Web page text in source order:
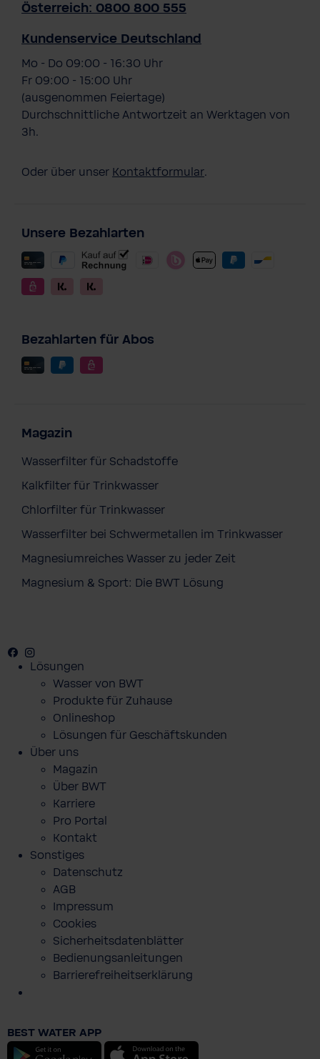
Ecosoft 3P Grey Duplex 10" filter
housing, connection 1"
Österreich: 0800 800 555
Kundenservice Deutschland
Mo - Do 09:00 - 16:30 Uhr
Fr 09:00 - 15:00 Uhr
(ausgenommen Feiertage)
Durchschnittliche Antwortzeit an Werktagen von
3h.
Oder über unser Kontaktformular.
Unsere Bezahlarten
Bezahlarten für Abos
Magazin
Wasserfilter für Schadstoffe
Kalkfilter für Trinkwasser
Chlorfilter für Trinkwasser
Wasserfilter bei Schwermetallen im Trinkwasser
Magnesiumreiches Wasser zu jeder Zeit
Magnesium & Sport: Die BWT Lösung
Facebook
Youtube
Lösungen
Wasser von BWT
Produkte für Zuhause
Onlineshop
Lösungen für Geschäftskunden
Über uns
Magazin
Über BWT
Karriere
Pro Portal
Kontakt
Sonstiges
Datenschutz
AGB
Impressum
Cookies
Sicherheitsdatenblätter
Bedienungsanleitungen
Barrierefreiheitserklärung
BEST WATER APP
Android